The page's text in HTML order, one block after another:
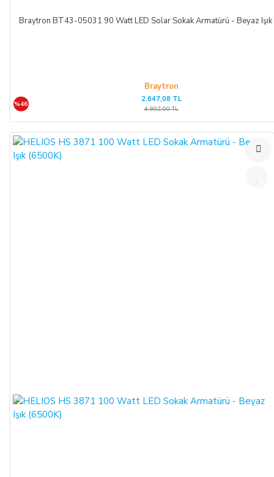
Braytron BT43-05031 90 Watt LED Solar Sokak Armatürü - Beyaz
Braytron
%46
2.647,08 TL
4.902,00 TL